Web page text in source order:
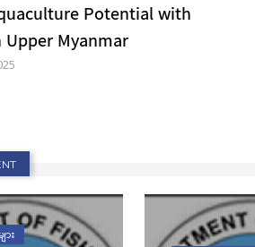
Potential with
Myanmar
း